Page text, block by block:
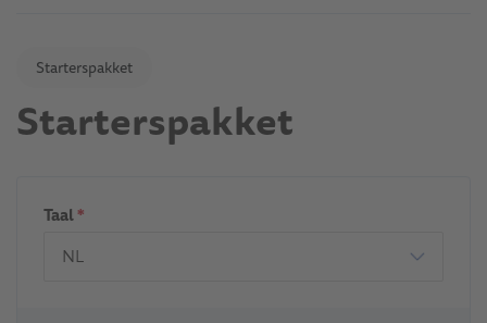
Starterspakket
Starterspakket
Taal*